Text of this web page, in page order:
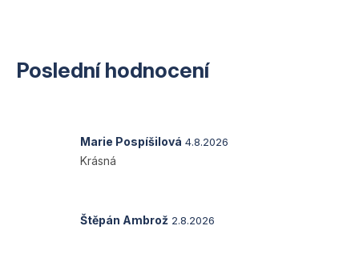
Poslední hodnocení
Hodnocení
produktu
5
Marie Pospíšilová 4.8.2026
Krásná
Hodnocení
Štěpán Ambrož 2.8.2026